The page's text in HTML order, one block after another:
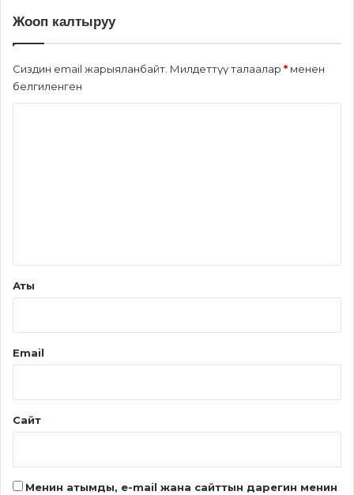
Жооп калтыруу
Сиздин email жарыяланбайт. Милдеттүү талаалар * менен
белгиленген
Аты
Email
Сайт
Менин атымды, e-mail жана сайттын дарегин менин